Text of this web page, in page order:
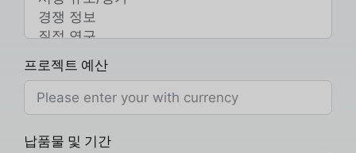
프로젝트 예산
납품물 및 기간